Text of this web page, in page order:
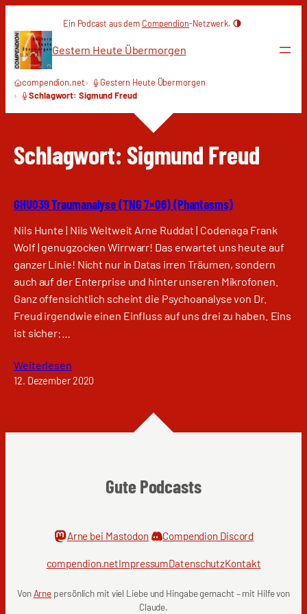
Inhalt
springen
Ein Podcast aus dem Compendion-Netzwerk.
Gestern Heute Übermorgen
compendion.net
Gestern Heute Übermorgen
Schlagwort: Sigmund Freud
Schlagwort: Sigmund Freud
GHU039 Traumanalyse (TNG 7×06) (Phantasms)
Nils Hunte | Nils Weltweit Arne Ruddat | Codenaga Frank
Wolf | genugzocken Wirrwarr! Das erwartet uns heute auf
ganzer Linie! Nicht nur in Datas irren Träumen, sondern
auch auf der Enterprise und hinter unseren Mikrofonen.
Ganz offensichtlich scheint die Psychoanalyse von Dr.
Freud irgendwie einen Einfluss auf uns drei zu haben. Eins
ist sicher:…
Weiterlesen
12. Dezember 2020
Gute Podcasts
Arne bei Mastodon Compendion Discord
compendion.netImpressumDatenschutzKontakt
VonArne persönlich mit viel Liebe und Hingabe gemacht – mit Hilfe von
Claude.